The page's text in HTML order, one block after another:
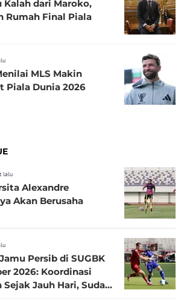
Kalah dari Maroko,
Rumah Final Piala
MLS Makin
Piala Dunia 2026
lalu
Alexandre
Akan Berusaha
Persib di SUGBK
2026: Koordinasi
Jauh Hari, Sudah